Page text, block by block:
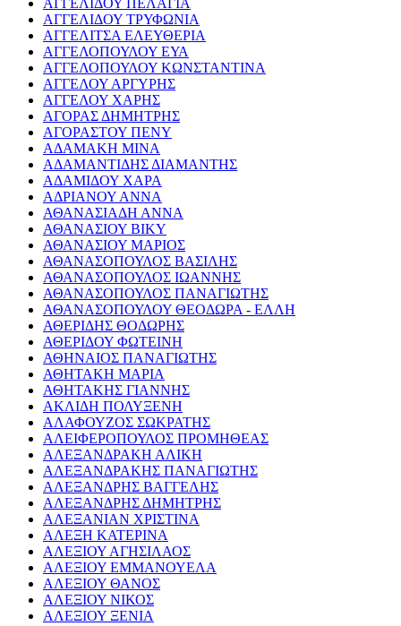
ΑΓΓΕΛΙΔΟΥ ΠΕΛΑΓΙΑ
ΑΓΓΕΛΙΔΟΥ ΤΡΥΦΩΝΙΑ
ΑΓΓΕΛΙΤΣΑ ΕΛΕΥΘΕΡΙΑ
ΑΓΓΕΛΟΠΟΥΛΟΥ ΕΥΑ
ΑΓΓΕΛΟΠΟΥΛΟΥ ΚΩΝΣΤΑΝΤΙΝΑ
ΑΓΓΕΛΟΥ ΑΡΓΥΡΗΣ
ΑΓΓΕΛΟΥ ΧΑΡΗΣ
ΑΓΟΡΑΣ ΔΗΜΗΤΡΗΣ
ΑΓΟΡΑΣΤΟΥ ΠΕΝΥ
ΑΔΑΜΑΚΗ ΜΙΝΑ
ΑΔΑΜΑΝΤΙΔΗΣ ΔΙΑΜΑΝΤΗΣ
ΑΔΑΜΙΔΟΥ ΧΑΡΑ
ΑΔΡΙΑΝΟΥ ΑΝΝΑ
ΑΘΑΝΑΣΙΑΔΗ ΑΝΝΑ
ΑΘΑΝΑΣΙΟΥ ΒΙΚΥ
ΑΘΑΝΑΣΙΟΥ ΜΑΡΙΟΣ
ΑΘΑΝΑΣΟΠΟΥΛΟΣ ΒΑΣΙΛΗΣ
ΑΘΑΝΑΣΟΠΟΥΛΟΣ ΙΩΑΝΝΗΣ
ΑΘΑΝΑΣΟΠΟΥΛΟΣ ΠΑΝΑΓΙΩΤΗΣ
ΑΘΑΝΑΣΟΠΟΥΛΟΥ ΘΕΟΔΩΡΑ - ΕΛΛΗ
ΑΘΕΡΙΔΗΣ ΘΟΔΩΡΗΣ
ΑΘΕΡΙΔΟΥ ΦΩΤΕΙΝΗ
ΑΘΗΝΑΙΟΣ ΠΑΝΑΓΙΩΤΗΣ
ΑΘΗΤΑΚΗ ΜΑΡΙΑ
ΑΘΗΤΑΚΗΣ ΓΙΑΝΝΗΣ
ΑΚΛΙΔΗ ΠΟΛΥΞΕΝΗ
ΑΛΑΦΟΥΖΟΣ ΣΩΚΡΑΤΗΣ
ΑΛΕΙΦΕΡΟΠΟΥΛΟΣ ΠΡΟΜΗΘΕΑΣ
ΑΛΕΞΑΝΔΡΑΚΗ ΑΛΙΚΗ
ΑΛΕΞΑΝΔΡΑΚΗΣ ΠΑΝΑΓΙΩΤΗΣ
ΑΛΕΞΑΝΔΡΗΣ ΒΑΓΓΕΛΗΣ
ΑΛΕΞΑΝΔΡΗΣ ΔΗΜΗΤΡΗΣ
ΑΛΕΞΑΝΙΑΝ ΧΡΙΣΤΙΝΑ
ΑΛΕΞΗ ΚΑΤΕΡΙΝΑ
ΑΛΕΞΙΟΥ ΑΓΗΣΙΛΑΟΣ
ΑΛΕΞΙΟΥ ΕΜΜΑΝΟΥΕΛΑ
ΑΛΕΞΙΟΥ ΘΑΝΟΣ
ΑΛΕΞΙΟΥ ΝΙΚΟΣ
ΑΛΕΞΙΟΥ ΞΕΝΙΑ